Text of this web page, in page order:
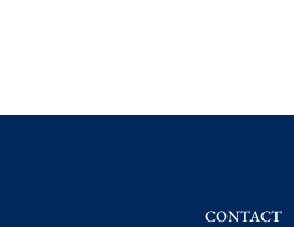
CONTACT